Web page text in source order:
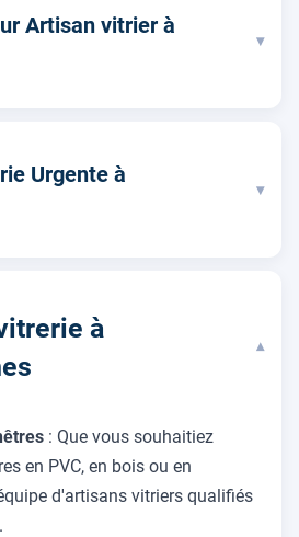
Artisan vitrier à
▾
Urgente à
▾
à
▾
: Que vous souhaitiez
en PVC, en bois ou en
d'artisans vitriers qualifiés